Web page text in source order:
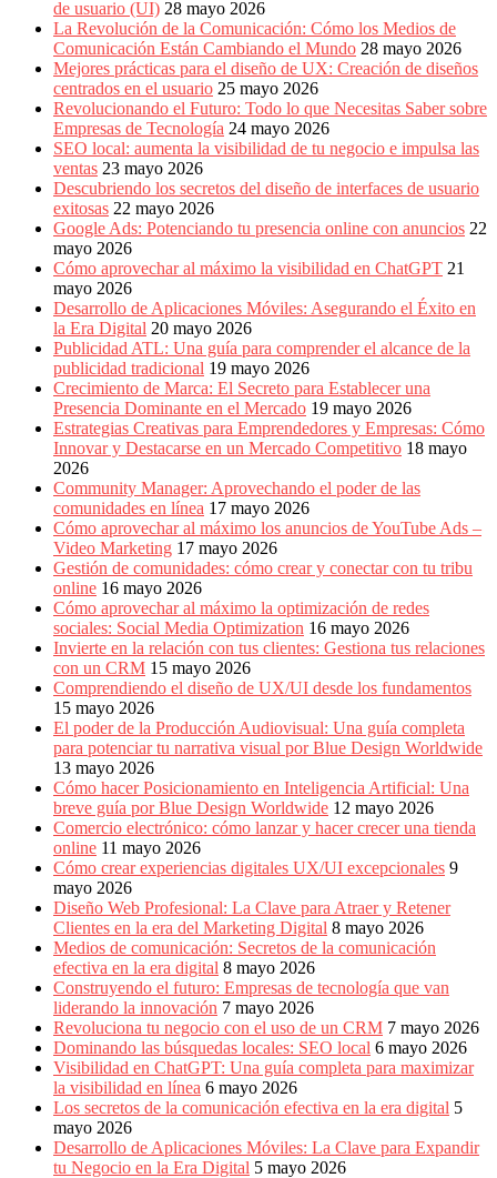
de usuario (UI) 28 mayo 2026
La Revolución de la Comunicación: Cómo los Medios de
Comunicación Están Cambiando el Mundo 28 mayo 2026
Mejores prácticas para el diseño de UX: Creación de diseños
centrados en el usuario 25 mayo 2026
Revolucionando el Futuro: Todo lo que Necesitas Saber sobre
Empresas de Tecnología 24 mayo 2026
SEO local: aumenta la visibilidad de tu negocio e impulsa las
ventas 23 mayo 2026
Descubriendo los secretos del diseño de interfaces de usuario
exitosas 22 mayo 2026
Google Ads: Potenciando tu presencia online con anuncios 22
mayo 2026
Cómo aprovechar al máximo la visibilidad en ChatGPT 21
mayo 2026
Desarrollo de Aplicaciones Móviles: Asegurando el Éxito en
la Era Digital 20 mayo 2026
Publicidad ATL: Una guía para comprender el alcance de la
publicidad tradicional 19 mayo 2026
Crecimiento de Marca: El Secreto para Establecer una
Presencia Dominante en el Mercado 19 mayo 2026
Estrategias Creativas para Emprendedores y Empresas: Cómo
Innovar y Destacarse en un Mercado Competitivo 18 mayo
2026
Community Manager: Aprovechando el poder de las
comunidades en línea 17 mayo 2026
Cómo aprovechar al máximo los anuncios de YouTube Ads –
Video Marketing 17 mayo 2026
Gestión de comunidades: cómo crear y conectar con tu tribu
online 16 mayo 2026
Cómo aprovechar al máximo la optimización de redes
sociales: Social Media Optimization 16 mayo 2026
Invierte en la relación con tus clientes: Gestiona tus relaciones
con un CRM 15 mayo 2026
Comprendiendo el diseño de UX/UI desde los fundamentos
15 mayo 2026
El poder de la Producción Audiovisual: Una guía completa
para potenciar tu narrativa visual por Blue Design Worldwide
13 mayo 2026
Cómo hacer Posicionamiento en Inteligencia Artificial: Una
breve guía por Blue Design Worldwide 12 mayo 2026
Comercio electrónico: cómo lanzar y hacer crecer una tienda
online 11 mayo 2026
Cómo crear experiencias digitales UX/UI excepcionales 9
mayo 2026
Diseño Web Profesional: La Clave para Atraer y Retener
Clientes en la era del Marketing Digital 8 mayo 2026
Medios de comunicación: Secretos de la comunicación
efectiva en la era digital 8 mayo 2026
Construyendo el futuro: Empresas de tecnología que van
liderando la innovación 7 mayo 2026
Revoluciona tu negocio con el uso de un CRM 7 mayo 2026
Dominando las búsquedas locales: SEO local 6 mayo 2026
Visibilidad en ChatGPT: Una guía completa para maximizar
la visibilidad en línea 6 mayo 2026
Los secretos de la comunicación efectiva en la era digital 5
mayo 2026
Desarrollo de Aplicaciones Móviles: La Clave para Expandir
tu Negocio en la Era Digital 5 mayo 2026